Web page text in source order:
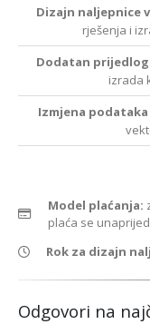
Dizajn naljepnice
rješenja i
Dodatan prijedlog
izrada
Izmjena
Model plaćanja:
plaća se
Rok za dizajn
Odgovori na